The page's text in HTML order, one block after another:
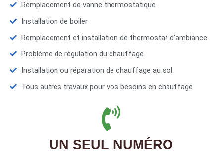
Remplacement de vanne thermostatique
Installation de boiler
Remplacement et installation de thermostat d'ambiance
Problème de régulation du chauffage
Installation ou réparation de chauffage au sol
Tous autres travaux pour vos besoins en chauffage.
UN SEUL NUMÉRO